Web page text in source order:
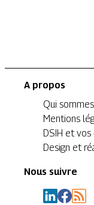
A propos
Qui
Mentions
DSIH et
Design et
Nous suivre